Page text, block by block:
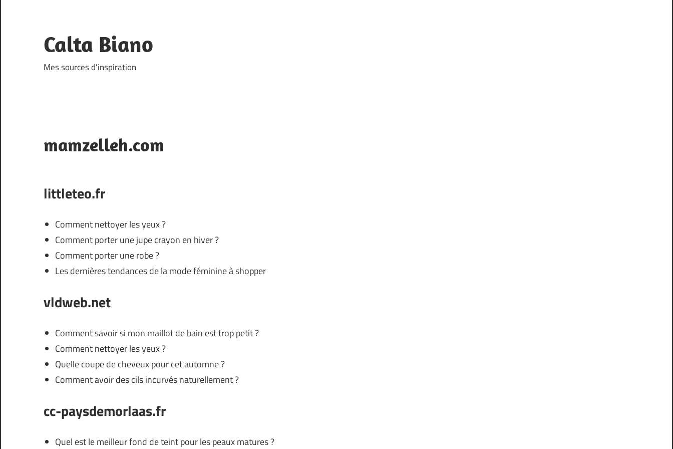
content
Calta Biano
Mes sources d'inspiration
mamzelleh.com
littleteo.fr
Comment nettoyer les yeux ?
Comment porter une jupe crayon en hiver ?
Comment porter une robe ?
Les dernières tendances de la mode féminine à shopper
vldweb.net
Comment savoir si mon maillot de bain est trop petit ?
Comment nettoyer les yeux ?
Quelle coupe de cheveux pour cet automne ?
Comment avoir des cils incurvés naturellement ?
cc-paysdemorlaas.fr
Quel est le meilleur fond de teint pour les peaux matures ?